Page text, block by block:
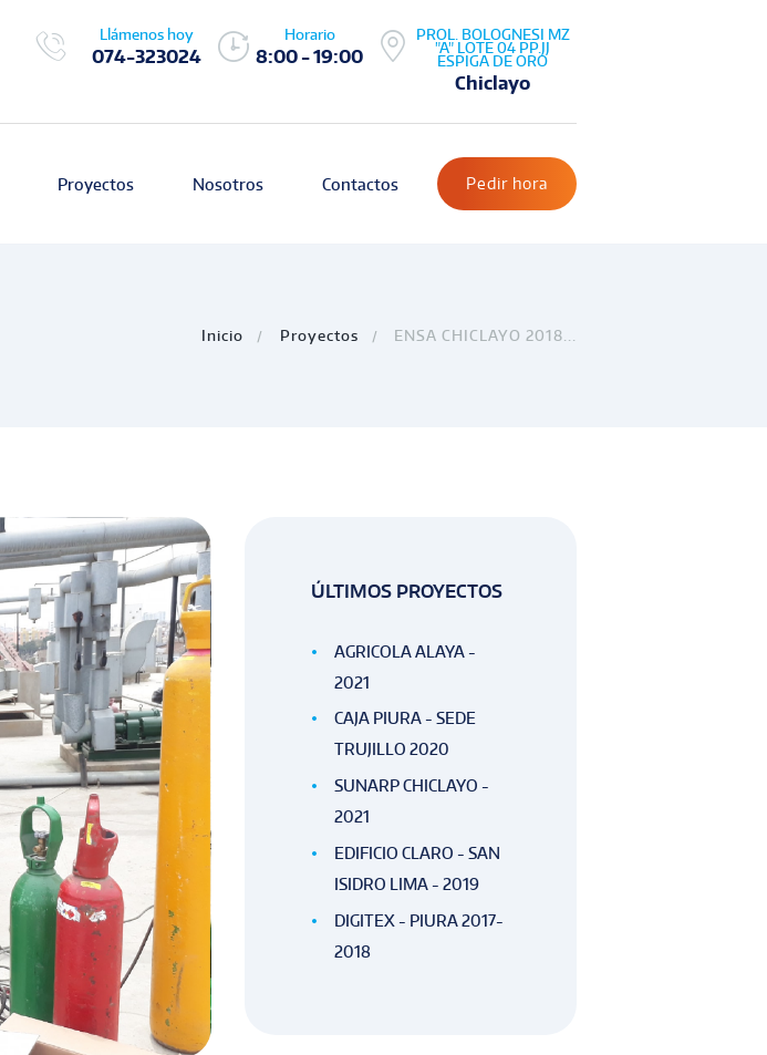
Llámenos hoy
074-323024
Horario
8:00 - 19:00
PROL. BOLOGNESI MZ
"A" LOTE 04 PP.JJ
ESPIGA DE ORO
Chiclayo
Proyectos Nosotros Contactos Pedir hora
Inicio Proyectos ENSA CHICLAYO 2018...
ÚLTIMOS PROYECTOS
AGRICOLA ALAYA -
2021
CAJA PIURA - SEDE
TRUJILLO 2020
SUNARP CHICLAYO -
2021
EDIFICIO CLARO - SAN
ISIDRO LIMA - 2019
DIGITEX - PIURA 2017-
2018